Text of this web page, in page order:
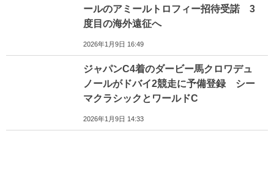
ールのアミールトロフィー招待受諾 3
度目の海外遠征へ
2026年1月9日 16:49
ジャパンC4着のダービー馬クロワデュ
ノールがドバイ2競走に予備登録 シー
マクラシックとワールドC
2026年1月9日 14:33